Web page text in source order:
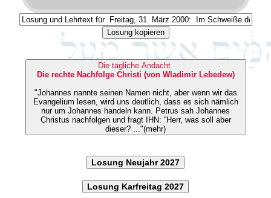
Losung kopieren
Die tägliche Andacht
Die rechte Nachfolge Christi (von Wladimir Lebedew)
"Johannes nannte seinen Namen nicht, aber wenn wir das
Evangelium lesen, wird uns deutlich, dass es sich nämlich
nur um Johannes handeln kann. Petrus sah Johannes
Christus nachfolgen und fragt IHN: ''Herr, was soll aber
dieser? ..."(mehr)
Losung Neujahr 2027
Losung Karfreitag 2027